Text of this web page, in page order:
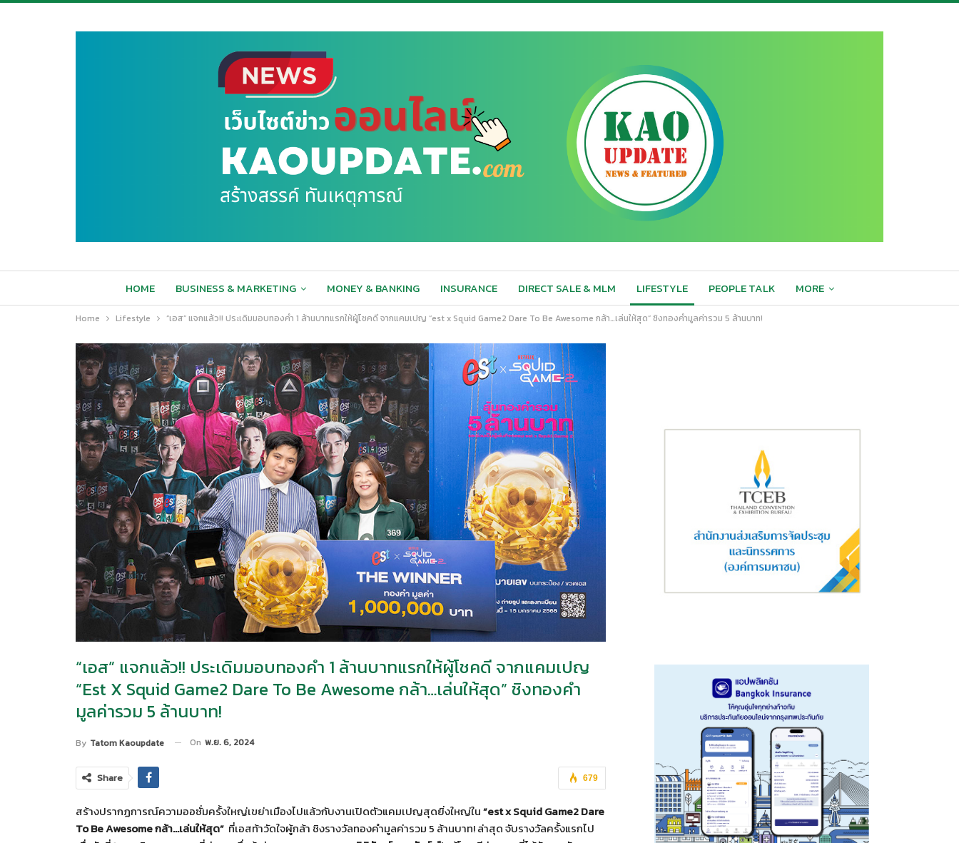
HOME BUSINESS & MARKETING MONEY & BANKING INSURANCE DIRECT SALE & MLM LIFESTYLE PEOPLE TALK MORE
Home Lifestyle “เอส” แจกแล้ว!! ประเดิมมอบทองคำ 1 ล้านบาทแรกให้ผู้โชคดี จากแคมเปญ “est x Squid Game2 Dare To Be Awesome กล้า…เล่นให้สุด” ชิงทองคำมูลค่ารวม 5 ล้านบาท!
“เอส” แจกแล้ว!! ประเดิมมอบทองคำ 1 ล้านบาทแรกให้ผู้โชคดี จากแคมเปญ
“est X Squid Game2 Dare To Be Awesome กล้า…เล่นให้สุด” ชิงทองคำ
มูลค่ารวม 5 ล้านบาท!
By Tatom Kaoupdate On พ.ย. 6, 2024
679
Share
สร้างปรากฏการณ์ความออซั่มครั้งใหญ่เขย่าเมืองไปแล้วกับงานเปิดตัวแคมเปญสุดยิ่งใหญ่ใน“est x Squid Game2 Dare
To Be Awesome กล้า…เล่นให้สุด” ที่เอสท้าวัดใจผู้กล้า ชิงรางวัลทองคำมูลค่ารวม 5 ล้านบาท! ล่าสุด จับรางวัลครั้งแรกไป